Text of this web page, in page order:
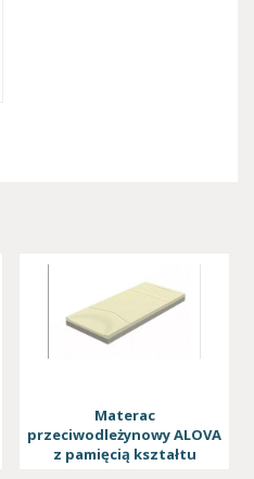
Materac
przeciwodleżynowy ALOVA
z pamięcią kształtu